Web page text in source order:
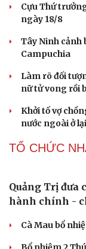
Vì sao lượng
trưởng vượt bậc?
Những hương
thực đường
Nối đà tăng
CÔNG NGHỆ
Các nhà khoa
Vì sao các